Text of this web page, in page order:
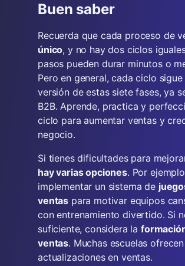
Buen saber
Recuerda que cada proceso de
único, y no hay dos ciclos
pasos pueden durar minutos o
Pero en general, cada ciclo sigue
versión de estas siete fases, ya
B2B. Aprende, practica y
ciclo para aumentar ventas y
negocio.
Si tienes dificultades para
hay varias opciones. Por
implementar un sistema de
ventas para motivar equipos
con entrenamiento divertido. Si
suficiente, considera la
ventas. Muchas escuelas
actualizaciones en ventas.